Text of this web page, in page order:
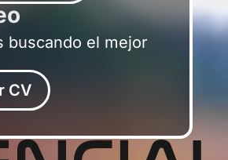
buscando el mejor
CV